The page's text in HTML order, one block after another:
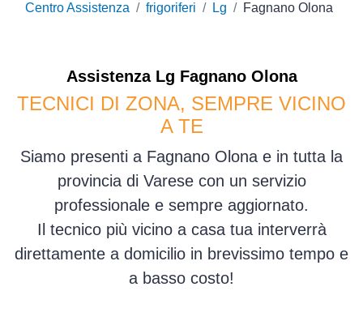
Centro Assistenza frigoriferi Lg Fagnano Olona
Assistenza Lg Fagnano Olona
TECNICI DI ZONA, SEMPRE VICINO
A TE
Siamo presenti a Fagnano Olona e in tutta la
provincia di Varese con un servizio
professionale e sempre aggiornato.
Il tecnico più vicino a casa tua interverrà
direttamente a domicilio in brevissimo tempo e
a basso costo!